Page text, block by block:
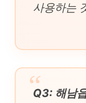
사용하는
Q3: 해남